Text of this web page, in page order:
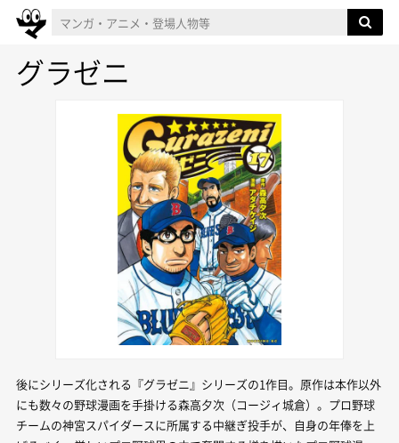
グラゼニ
後にシリーズ化される『グラゼニ』シリーズの1作目。原作は本作以外
にも数々の野球漫画を手掛ける森高夕次（コージィ城倉）。プロ野球
チームの神宮スパイダースに所属する中継ぎ投手が、自身の年俸を上